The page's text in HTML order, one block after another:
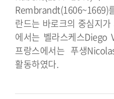
Rembrandt(1606~1669)
란드는 바로크의 중심지
에서는 벨라스케스Diego
프랑스에서는 푸생
활동하였다.